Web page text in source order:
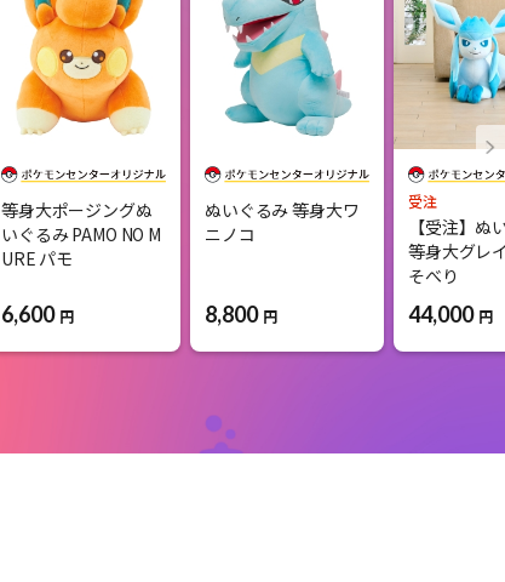
等身大ポージングぬ
いぐるみ PAMO NO M
URE パモ
6,600 円
ぬいぐるみ 等身大ワ
ニノコ
8,800 円
受注
【受注】ぬ
等身大グレ
そべり
44,000 円